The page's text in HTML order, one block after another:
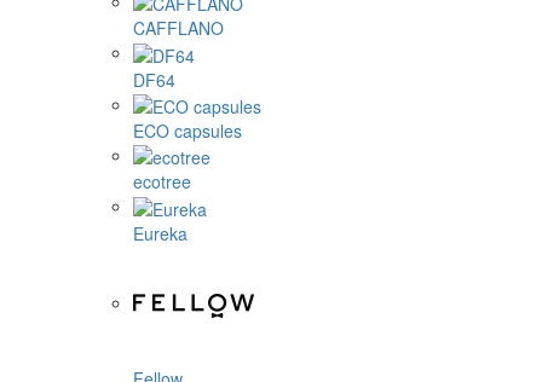
CAFFLANO
DF64
ECO capsules
ecotree
Eureka